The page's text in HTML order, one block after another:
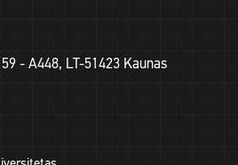
- A448, LT-51423 Kaunas